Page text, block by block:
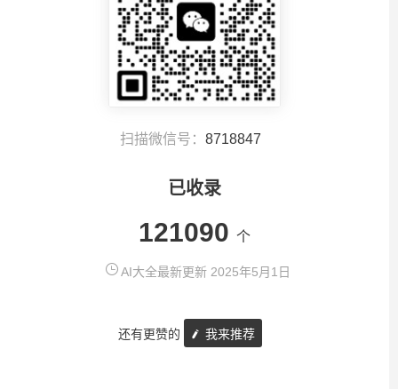
扫描微信号： 8718847
已收录
121090 个
AI大全最新更新 2025年5月1日
还有更赞的 我来推荐